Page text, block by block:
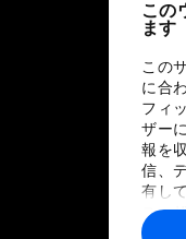
この
ます
この
に合
フィ
ザー
報を
信、
有し
ユー
報や